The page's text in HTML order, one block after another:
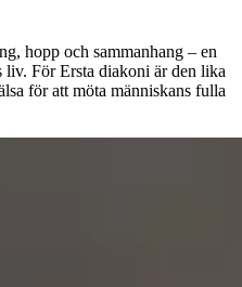
hopp och sammanhang – en
liv. För Ersta diakoni är den lika
för att möta människans fulla